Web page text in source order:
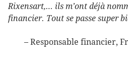
Rixensart,… ils m’ont déjà
financier. Tout se passe super
Responsable financier